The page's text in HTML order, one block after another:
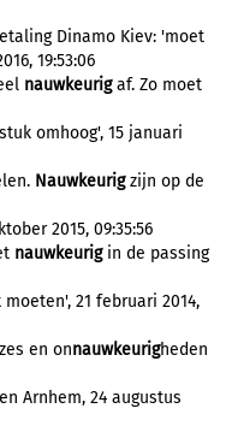
Dinamo Kiev: 'moet
19:53:06
nauwkeurigaf. Zo moet
omhoog', 15 januari
Nauwkeurigzijn op de
2015, 09:35:56
nauwkeurigin de passing
21 februari 2014,
en onnauwkeurigheden
Arnhem, 24 augustus